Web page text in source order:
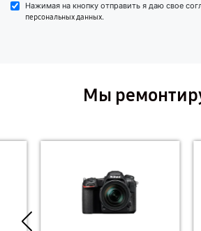
Нажимая на кнопку отправить я даю свое
персональных данных.
Мы